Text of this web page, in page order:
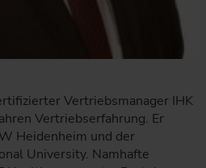
Vertriebsmanager IHK
Vertriebserfahrung. Er
Heidenheim und der
University. Namhafte